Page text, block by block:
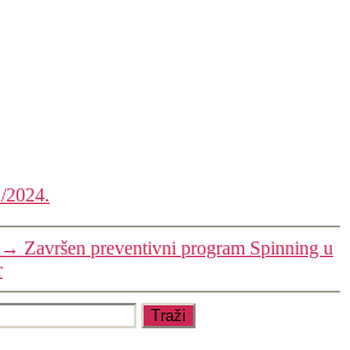
2024.
→ Završen preventivni program Spinning u